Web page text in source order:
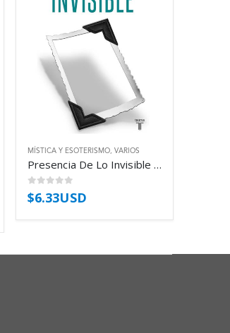
MÍSTICA Y ESOTERISMO VARIOS
Presencia De Lo Invisible – Solares Ignacio
0out of 5
$6.33USD